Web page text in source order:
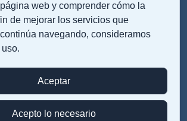
Transporte AéreoTransporte Terrestre
DocumentalAlmacenaje Inteligente
Cross TradeProyectos CargoPerecederos
Farma (GDP)
Oficinas y RedCertificaciones
ContactoPresupuesto
web y comprender cómo la
de mejorar los servicios que
navegando, consideramos
Aceptar
Acepto lo necesario